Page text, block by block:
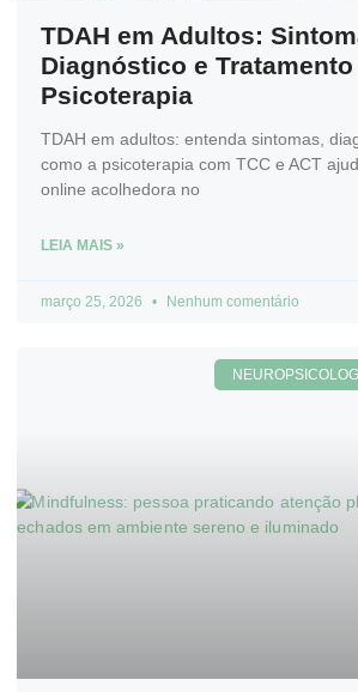
TDAH em Adultos:
Diagnóstico e
Psicoterapia
TDAH em adultos: entenda sintomas,
como a psicoterapia com TCC e ACT
online acolhedora no
LEIA MAIS »
março 25, 2026 Nenhum comentário